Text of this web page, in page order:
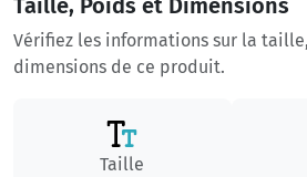
Taille, Poids et Dimensions
Vérifiez les informations sur la
dimensions de ce produit.
Taille